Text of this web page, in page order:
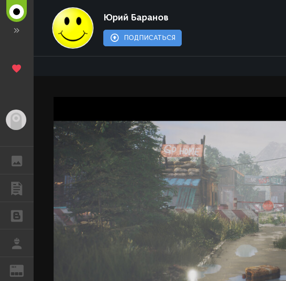
ГАЛЕРЕЯ
ПУБЛИКАЦИИ
БЛОГИ
REN
Юрий Баранов
ПОДПИСАТЬСЯ